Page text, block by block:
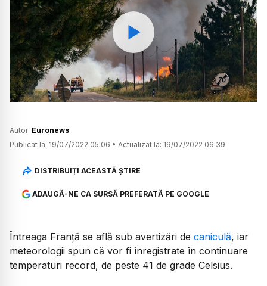
Watch
Autor: Euronews
Publicat la: 19/07/2022 05:06 • Actualizat la: 19/07/2022 06:39
DISTRIBUIȚI ACEASTĂ ȘTIRE
ADAUGĂ-NE CA SURSĂ PREFERATĂ PE GOOGLE
Întreaga Franță se află sub avertizări de caniculă, iar
meteorologii spun că vor fi înregistrate în continuare
temperaturi record, de peste 41 de grade Celsius.